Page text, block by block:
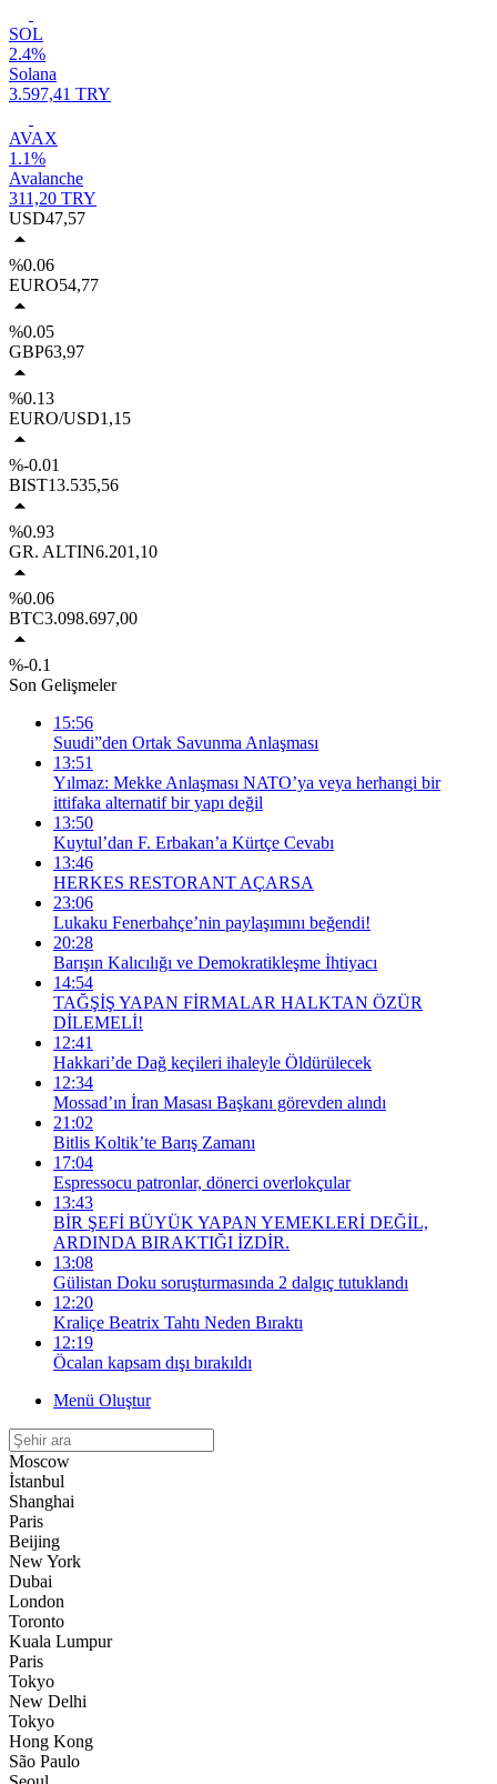
SOL
2.4%
Solana
3.597,41 TRY
AVAX
1.1%
Avalanche
311,20 TRY
USD47,57
%0.06
EURO54,77
%0.05
GBP63,97
%0.13
EURO/USD1,15
%-0.01
BIST13.535,56
%0.93
GR. ALTIN6.201,10
%0.06
BTC3.098.697,00
%-0.1
Son Gelişmeler
15:56
Suudi”den Ortak Savunma Anlaşması
13:51
Yılmaz: Mekke Anlaşması NATO’ya veya herhangi bir
ittifaka alternatif bir yapı değil
13:50
Kuytul’dan F. Erbakan’a Kürtçe Cevabı
13:46
HERKES RESTORANT AÇARSA
23:06
Lukaku Fenerbahçe’nin paylaşımını beğendi!
20:28
Barışın Kalıcılığı ve Demokratikleşme İhtiyacı
14:54
TAĞŞİŞ YAPAN FİRMALAR HALKTAN ÖZÜR
DİLEMELİ!
12:41
Hakkari’de Dağ keçileri ihaleyle Öldürülecek
12:34
Mossad’ın İran Masası Başkanı görevden alındı
21:02
Bitlis Koltik’te Barış Zamanı
17:04
Espressocu patronlar, dönerci overlokçular
13:43
BİR ŞEFİ BÜYÜK YAPAN YEMEKLERİ DEĞİL,
ARDINDA BIRAKTIĞI İZDİR.
13:08
Gülistan Doku soruşturmasında 2 dalgıç tutuklandı
12:20
Kraliçe Beatrix Tahtı Neden Bıraktı
12:19
Öcalan kapsam dışı bırakıldı
Menü Oluştur
Moscow
İstanbul
Shanghai
Paris
Beijing
New York
Dubai
London
Toronto
Kuala Lumpur
Paris
Tokyo
New Delhi
Tokyo
Hong Kong
São Paulo